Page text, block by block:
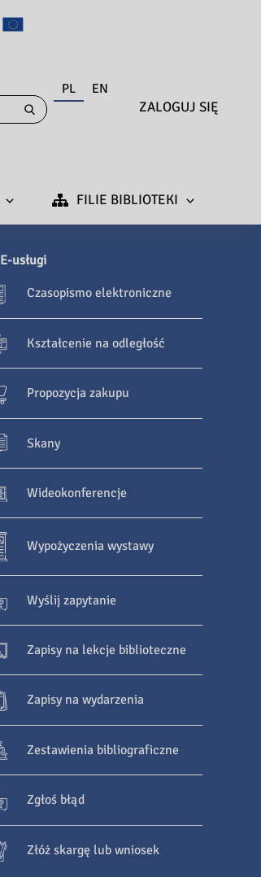
PL EN
ZALOGUJ SIĘ
FILIE BIBLIOTEKI
E-usługi
Czasopismo elektroniczne
Kształcenie na odległość
Propozycja zakupu
Skany
Wideokonferencje
Wypożyczenia wystawy
Wyślij zapytanie
Zapisy na lekcje biblioteczne
Zapisy na wydarzenia
Zestawienia bibliograficzne
Zgłoś błąd
Złóż skargę lub wniosek